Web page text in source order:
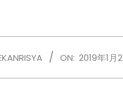
ON: 2019年1月